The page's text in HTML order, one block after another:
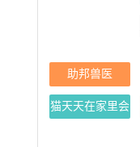
助邦兽医
猫天天在家里会